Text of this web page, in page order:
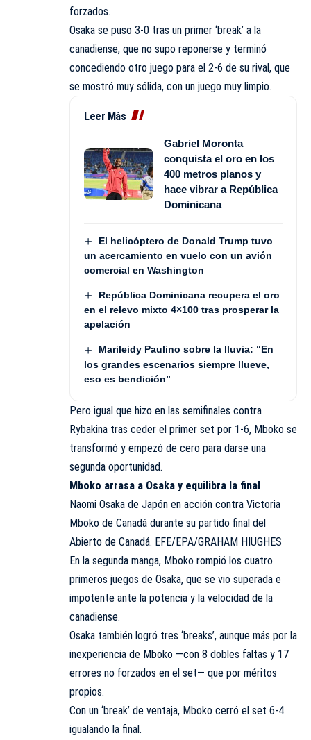
forzados.
Osaka se puso 3-0 tras un primer ‘break’ a la
canadiense, que no supo reponerse y terminó
concediendo otro juego para el 2-6 de su rival, que
se mostró muy sólida, con un juego muy limpio.
Leer Más
Gabriel Moronta
conquista el oro en los
400 metros planos y
hace vibrar a República
Dominicana
El helicóptero de Donald Trump tuvo
un acercamiento en vuelo con un avión
comercial en Washington
República Dominicana recupera el oro
en el relevo mixto 4×100 tras prosperar la
apelación
Marileidy Paulino sobre la lluvia: “En
los grandes escenarios siempre llueve,
eso es bendición”
Pero igual que hizo en las semifinales contra
Rybakina tras ceder el primer set por 1-6, Mboko se
transformó y empezó de cero para darse una
segunda oportunidad.
Mboko arrasa a Osaka y equilibra la final
Naomi Osaka de Japón en acción contra Victoria
Mboko de Canadá durante su partido final del
Abierto de Canadá. EFE/EPA/GRAHAM HIUGHES
En la segunda manga, Mboko rompió los cuatro
primeros juegos de Osaka, que se vio superada e
impotente ante la potencia y la velocidad de la
canadiense.
Osaka también logró tres ‘breaks’, aunque más por la
inexperiencia de Mboko —con 8 dobles faltas y 17
errores no forzados en el set— que por méritos
propios.
Con un ‘break’ de ventaja, Mboko cerró el set 6-4
igualando la final.